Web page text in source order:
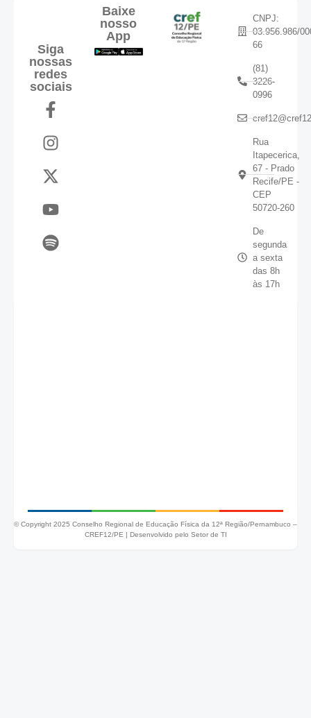
Siga
nossas
redes
sociais
Baixe
nosso
App
CNPJ:
03.956.986/
66
(81)
3226-
0996
Rua
Itapecerica,
67 - Prado
Recife/PE -
CEP
50720-260
De
segunda
a sexta
das 8h
às 17h
© Copyright 2025 Conselho Regional de Educação Física da 12ª Região/Pernambuco –
CREF12/PE | Desenvolvido pelo Setor de TI